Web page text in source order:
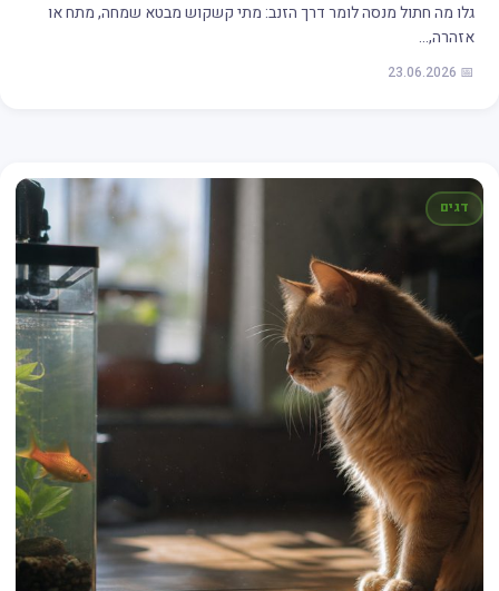
גלו מה חתול מנסה לומר דרך הזנב: מתי קשקוש מבטא שמחה, מתח או
אזהרה,…
📅 23.06.2026
דגים